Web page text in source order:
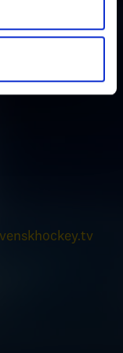
med annan
som de har